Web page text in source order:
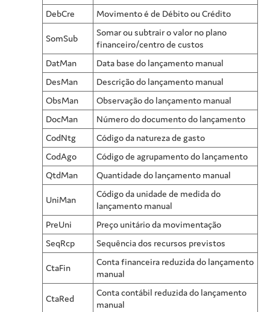
DebCre
Movimento é de Débito ou Crédito
SomSub
Somar ou subtrair o valor no plano
financeiro/centro de custos
DatMan
Data base do lançamento manual
DesMan
Descrição do lançamento manual
ObsMan
Observação do lançamento manual
DocMan
Número do documento do lançamento
CodNtg
Código da natureza de gasto
CodAgo
Código de agrupamento do lançamento
QtdMan
Quantidade do lançamento manual
UniMan
Código da unidade de medida do
lançamento manual
PreUni
Preço unitário da movimentação
SeqRcp
Sequência dos recursos previstos
CtaFin
Conta financeira reduzida do lançamento
manual
CtaRed
Conta contábil reduzida do lançamento
manual